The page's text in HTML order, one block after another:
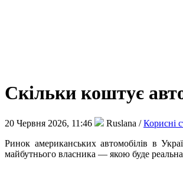
Скільки коштує
20 Червня 2026, 11:46 Ruslana /Корисні
Ринок американських автомобілів в
майбутнього власника — якою буде